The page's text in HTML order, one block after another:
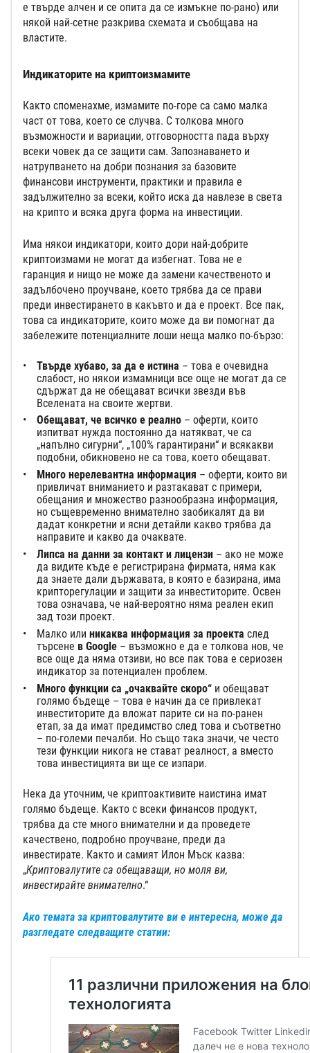
е твърде алчен и се опита да се измъкне по-рано) или
някой най-сетне разкрива схемата и съобщава на
властите.
Индикаторите на криптоизмамите
Както споменахме, измамите по-горе са само малка
част от това, което се случва. С толкова много
възможности и вариации, отговорността пада върху
всеки човек да се защити сам. Запознаването и
натрупването на добри познания за базовите
финансови инструменти, практики и правила е
задължително за всеки, който иска да навлезе в света
на крипто и всяка друга форма на инвестиции.
Има някои индикатори, които дори най-добрите
криптоизмами не могат да избегнат. Това не е
гаранция и нищо не може да замени качественото и
задълбочено проучване, което трябва да се прави
преди инвестирането в какъвто и да е проект. Все пак,
това са индикаторите, които може да ви помогнат да
забележите потенциалните лоши неща малко по-бързо:
Твърде хубаво, за да е истина – това е очевидна
слабост, но някои измамници все още не могат да се
сдържат да не обещават всички звезди във
Вселената на своите жертви.
Обещават, че всичко е реално – оферти, които
изпитват нужда постоянно да натякват, че са
„напълно сигурни“, „100% гарантирани“ и всякакви
подобни, обикновено не са това, което обещават.
Много нерелевантна информация – оферти, които ви
привличат вниманието и разтакават с примери,
обещания и множество разнообразна информация,
но същевременно внимателно заобикалят да ви
дадат конкретни и ясни детайли какво трябва да
направите и какво да очаквате.
Липса на данни за контакт и лицензи – ако не може
да видите къде е регистрирана фирмата, няма как
да знаете дали държавата, в която е базирана, има
крипторегулации и защити за инвеститорите. Освен
това означава, че най-вероятно няма реален екип
зад този проект.
Малко или никаква информация за проекта след
търсене в Google – възможно е да е толкова нов, че
все още да няма отзиви, но все пак това е сериозен
индикатор за потенциален проблем.
Много функции са „очаквайте скоро“ и обещават
голямо бъдеще – това е начин да се привлекат
инвеститорите да вложат парите си на по-ранен
етап, за да имат предимство след това и съответно
– по-големи печалби. Но също така значи, че често
тези функции никога не стават реалност, а вместо
това инвестицията ви ще се изпари.
Нека да уточним, че криптоактивите наистина имат
голямо бъдеще. Както с всеки финансов продукт,
трябва да сте много внимателни и да проведете
качествено, подробно проучване, преди да
инвестирате. Както и самият Илон Мъск казва:
„Криптовалутите са обещаващи, но моля ви,
инвестирайте внимателно.“
Ако темата за криптовалутите ви е интересна, може да
разгледате следващите статии: